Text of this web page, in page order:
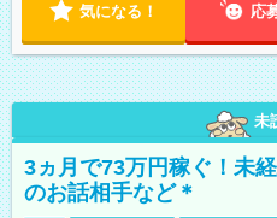
気になる！ 応
未
3ヵ月で73万円稼ぐ！未
のお話相手など＊